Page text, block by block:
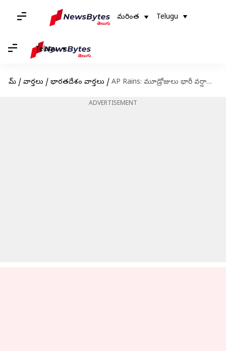
మరింత Telugu
Telugu
హోమ్ / వార్తలు / భారతదేశం వార్తలు / AP Rains: మూడ్రోజులు భారీ వర్షాలు.. ఏపీలో రెడ్ అలర్ట్‌ జారీ చేసిన వాతావరణశాఖ
ADVERTISEMENT